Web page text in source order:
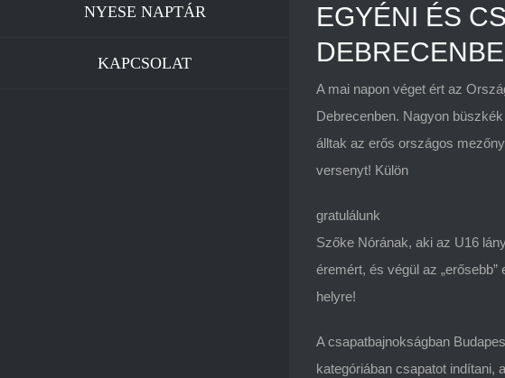
NYESE NAPTÁR
KAPCSOLAT
EGYÉNI ÉS
A mai napon véget ért az
Debrecenben. Nagyon
álltak az erős országos
versenyt! Külön
gratulálunk
Szőke Nórának, aki az U16
éremért, és végül az
helyre!
A csapatbajnokságban
kategóriában csapatot indítani,